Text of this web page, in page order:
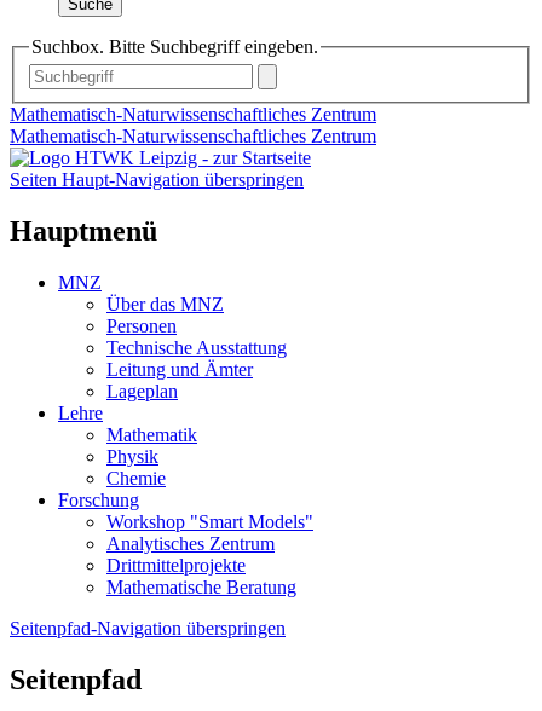
Suche
Suchbox. Bitte Suchbegriff eingeben.
Mathematisch-Naturwissenschaftliches Zentrum
Mathematisch-Naturwissenschaftliches Zentrum
Seiten Haupt-Navigation überspringen
Hauptmenü
MNZ
Über das MNZ
Personen
Technische Ausstattung
Leitung und Ämter
Lageplan
Lehre
Mathematik
Physik
Chemie
Forschung
Workshop "Smart Models"
Analytisches Zentrum
Drittmittelprojekte
Mathematische Beratung
Seitenpfad-Navigation überspringen
Seitenpfad